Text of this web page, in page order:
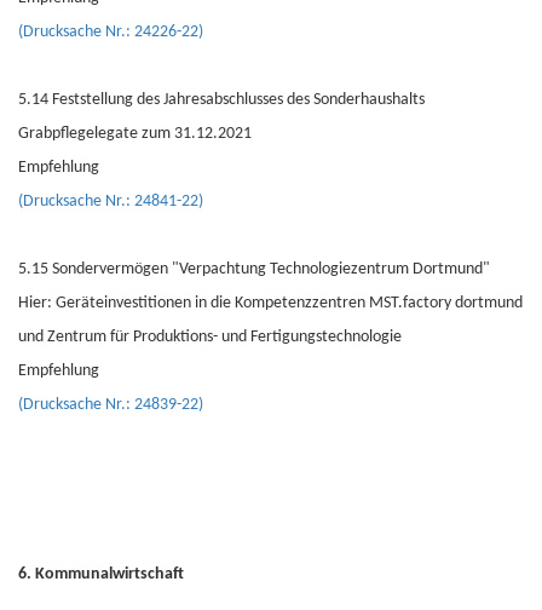
(Drucksache Nr.: 24226-22)
5.14 Feststellung des Jahresabschlusses des Sonderhaushalts
Grabpflegelegate zum 31.12.2021
Empfehlung
(Drucksache Nr.: 24841-22)
5.15 Sondervermögen "Verpachtung Technologiezentrum Dortmund"
Hier: Geräteinvestitionen in die Kompetenzzentren MST.factory dortmund
und Zentrum für Produktions- und Fertigungstechnologie
Empfehlung
(Drucksache Nr.: 24839-22)
6. Kommunalwirtschaft